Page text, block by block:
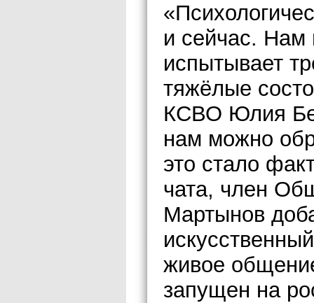
и сейчас. Нам
испытывает
тяжёлые
КСВО Юлия
нам можно
это стало
чата, член
Мартынов
живое
запущен на